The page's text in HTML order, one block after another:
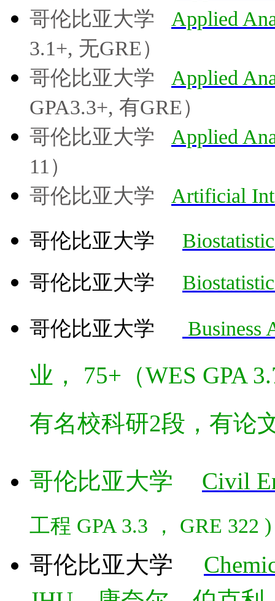
哥伦比亚大学 Applied
3.1+, 无GRE）
哥伦比亚大学 Applied
GPA3.3+, 有GRE）
哥伦比亚大学 Applied
11）
哥伦比亚大学 Artificial
哥伦比亚大学
哥伦比亚大学
哥伦比亚大学 Business
业， 75+（WES GPA
有名校科研2段，有论
哥伦比亚大学 Civil
工程 GPA 3.3 ， GRE 322 )
哥伦比亚大学